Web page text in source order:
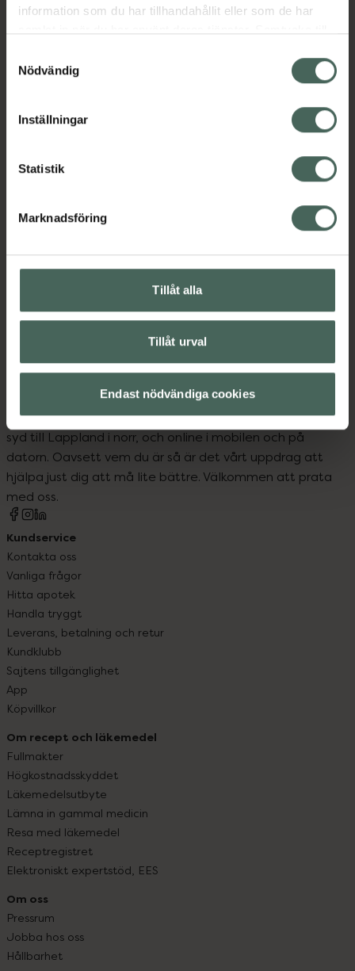
information som du har tillhandahållit eller som de har
återkalla ditt samtycke via webbplatsens
cookieinställningar. Ett återkallat samtycke påverkar inte
lagligheten av behandling som skett innan återkallelsen.
Nödvändig
Inställningar
Statistik
Marknadsföring
Tillåt alla
Tillåt urval
Endast nödvändiga cookies
Kategorier:
Kost och hälsaMellanmål och snacks
Visa
Instruktioner Visa
Upptäck flera produkter inom
Mellanmål och snacks
Te och kaffe
Kronans Apotek finns här för dig. Du hittar oss från Skåne i
syd till Lappland i norr, och online i mobilen och på
datorn. Oavsett vem du är så är det vårt uppdrag att
hjälpa just dig att må lite bättre. Välkommen att prata
med oss.
Kundservice
Kontakta oss
Vanliga frågor
Hitta apotek
Handla tryggt
Leverans, betalning och retur
Kundklubb
Sajtens tillgänglighet
App
Köpvillkor
Om recept och läkemedel
Fullmakter
Högkostnadsskyddet
Läkemedelsutbyte
Lämna in gammal medicin
Resa med läkemedel
Receptregistret
Elektroniskt expertstöd, EES
Om oss
Pressrum
Jobba hos oss
Hållbarhet